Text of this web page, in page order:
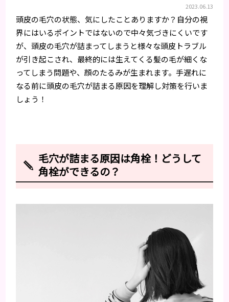
2023.06.13
頭皮の毛穴の状態、気にしたことありますか？自分の視
界にはいるポイントではないので中々気づきにくいです
が、頭皮の毛穴が詰まってしまうと様々な頭皮トラブル
が引き起こされ、最終的には生えてくる髪の毛が細くな
ってしまう問題や、顔のたるみが生まれます。手遅れに
なる前に頭皮の毛穴が詰まる原因を理解し対策を行いま
しょう！
毛穴が詰まる原因は角栓！どうして
角栓ができるの？